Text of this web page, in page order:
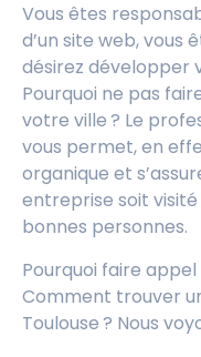
Vous êtes
d’un site web, vous
désirez développer
Pourquoi ne pas
votre ville ? Le
vous permet, en
organique et
entreprise soit
bonnes personnes.
Pourquoi faire appel
Comment trouver
Toulouse ? Nous